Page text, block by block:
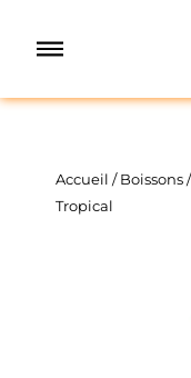
Accueil /Boissons
Tropical